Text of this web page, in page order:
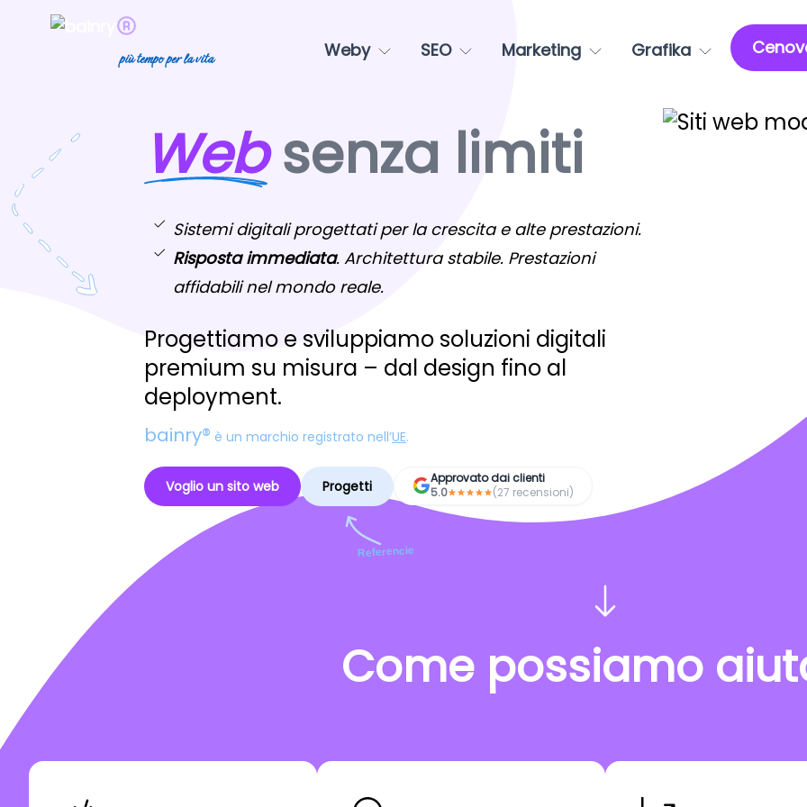
più tempo per la vita Weby SEO Marketing Grafika
Websenza limiti
Sistemi digitali progettati per la crescita e alte prestazioni.
Risposta immediata. Architettura stabile. Prestazioni
affidabili nel mondo reale.
Progettiamo e sviluppiamo soluzioni digitali
premium su misura – dal design fino al
deployment.
bainry® è un marchio registrato nell’UE.
Voglio un sito web Progetti
Referencie
Approvato dai clienti
5.0
(27 recensioni)
Come possiamo